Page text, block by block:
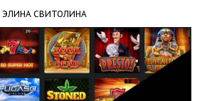
ЭЛИНА СВИТОЛИНА